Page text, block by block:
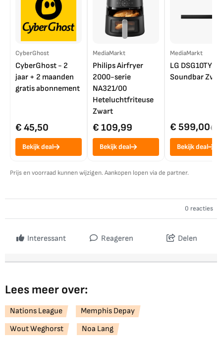
CyberGhost
CyberGhost - 2
jaar + 2 maanden
gratis abonnement
€ 45,50
Bekijk deal
MediaMarkt
Philips Airfryer
2000-serie
NA321/00
Heteluchtfriteuse
Zwart
€ 109,99
Bekijk deal
MediaMarkt
LG DSG10TY
Soundbar
€ 599,00€
Bekijk deal
Prijs en voorraad kunnen wijzigen. Aankopen lopen via de partner.
0 reacties
Interessant Reageren Delen
Lees meer over:
Nations League
Memphis Depay
Wout Weghorst
Noa Lang